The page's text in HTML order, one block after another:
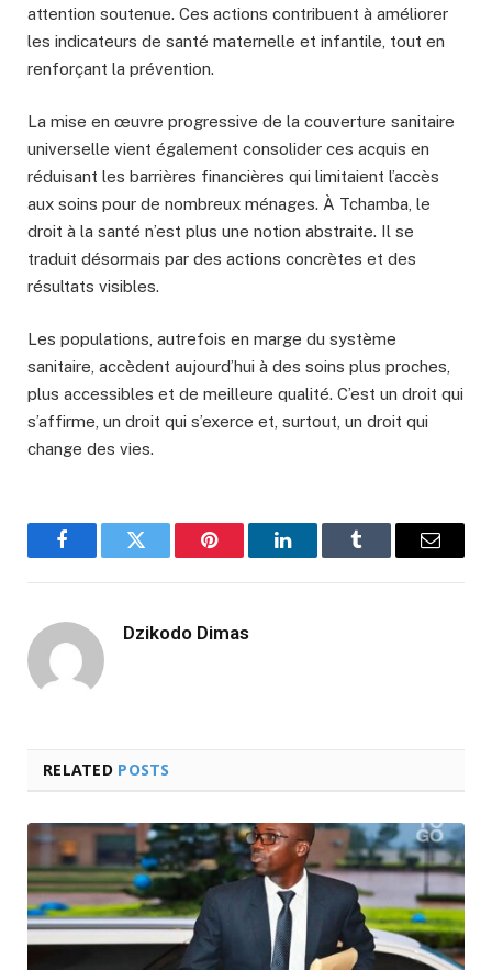
attention soutenue. Ces actions contribuent à améliorer
les indicateurs de santé maternelle et infantile, tout en
renforçant la prévention.
La mise en œuvre progressive de la couverture sanitaire
universelle vient également consolider ces acquis en
réduisant les barrières financières qui limitaient l’accès
aux soins pour de nombreux ménages. À Tchamba, le
droit à la santé n’est plus une notion abstraite. Il se
traduit désormais par des actions concrètes et des
résultats visibles.
Les populations, autrefois en marge du système
sanitaire, accèdent aujourd’hui à des soins plus proches,
plus accessibles et de meilleure qualité. C’est un droit qui
s’affirme, un droit qui s’exerce et, surtout, un droit qui
change des vies.
FacebookTwitter Pinterest LinkedInTumblr Email
Dzikodo Dimas
RELATED POSTS